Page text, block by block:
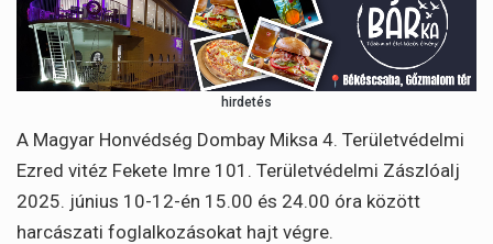
hirdetés
A Magyar Honvédség Dombay Miksa 4. Területvédelmi
Ezred vitéz Fekete Imre 101. Területvédelmi Zászlóalj
2025. június 10-12-én 15.00 és 24.00 óra között
harcászati foglalkozásokat hajt végre.